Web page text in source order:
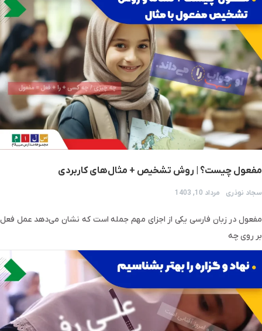
مفعول چیست؟ | روش تشخیص + مثال‌های کاربردی
سجاد نوذری مرداد 10, 1403
مفعول در زبان فارسی یکی از اجزای مهم جمله است که نشان می‌دهد عمل فعل
بر روی چه